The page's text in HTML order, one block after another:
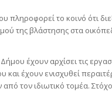
πληροφορεί το κοινό ότι
της βλάστησης στα
έχουν αρχίσει τις
και έχουν ενισχυθεί
τον ιδιωτικό τομέα.